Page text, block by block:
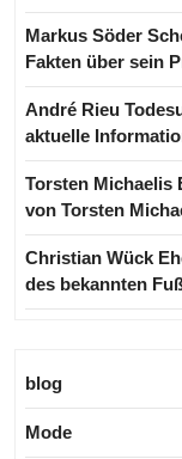
Markus Söder
Fakten über sein
André Rieu
aktuelle
Torsten Michaelis
von Torsten
Christian Wück
des bekannten
blog
Mode